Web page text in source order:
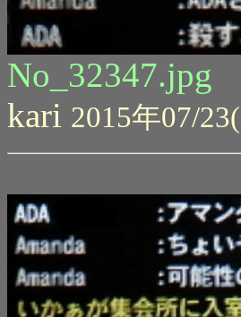
No_32347.jpg
kari 2015年07/